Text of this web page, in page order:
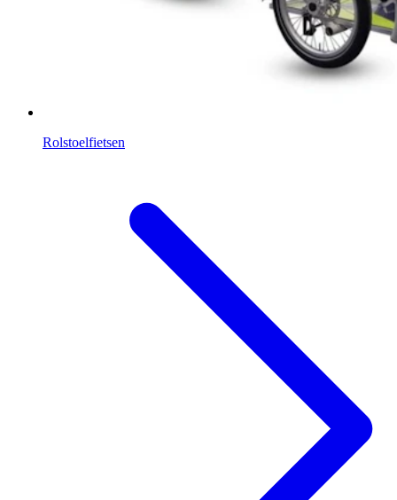
Rolstoelfietsen